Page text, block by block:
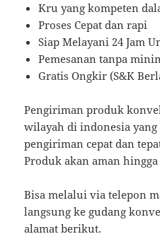
Kru yang kompeten
Proses Cepat dan rapi
Siap Melayani 24 Jam
Pemesanan tanpa
Gratis Ongkir (S&K
Pengiriman produk
wilayah di indonesia yang
pengiriman cepat dan
Produk akan aman
Bisa melalui via telepon
langsung ke gudang
alamat berikut.